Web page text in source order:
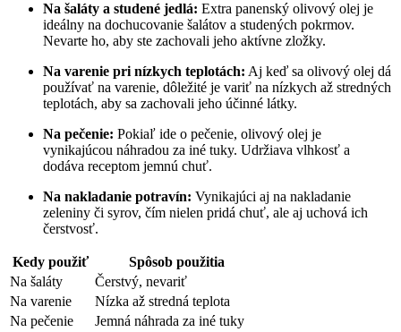
Na šaláty a studené jedlá: Extra panenský olivový olej je
ideálny na dochucovanie šalátov a studených pokrmov.
Nevarte ho, aby ste zachovali jeho aktívne zložky.
Na varenie pri nízkych teplotách: Aj keď sa olivový olej dá
používať na varenie, dôležité je variť na nízkych až stredných
teplotách, aby sa zachovali jeho účinné látky.
Na pečenie: Pokiaľ ide o pečenie, olivový olej je
vynikajúcou náhradou za iné tuky. Udržiava vlhkosť a
dodáva receptom jemnú chuť.
Na nakladanie potravín: Vynikajúci aj na nakladanie
zeleniny či syrov, čím nielen pridá chuť, ale aj uchová ich
čerstvosť.
Kedy použiť
Spôsob použitia
Na šaláty
Čerstvý, nevariť
Na varenie
Nízka až stredná teplota
Na pečenie
Jemná náhrada za iné tuky